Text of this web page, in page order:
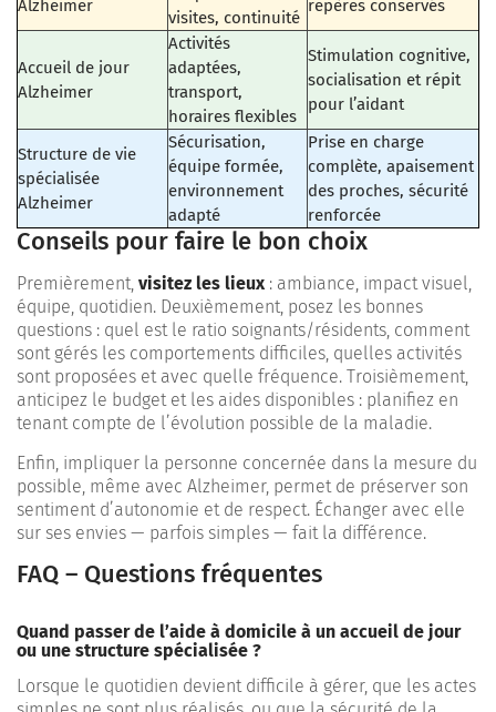
Alzheimer
visites, continuité
repères conservés
Accueil de jour
Alzheimer
Activités
adaptées,
transport,
horaires flexibles
Stimulation cognitive,
socialisation et répit
pour l’aidant
Structure de vie
spécialisée
Alzheimer
Sécurisation,
équipe formée,
environnement
adapté
Prise en charge
complète, apaisement
des proches, sécurité
renforcée
Conseils pour faire le bon choix
Premièrement, visitez les lieux : ambiance, impact visuel,
équipe, quotidien. Deuxièmement, posez les bonnes
questions : quel est le ratio soignants/résidents, comment
sont gérés les comportements difficiles, quelles activités
sont proposées et avec quelle fréquence. Troisièmement,
anticipez le budget et les aides disponibles : planifiez en
tenant compte de l’évolution possible de la maladie.
Enfin, impliquer la personne concernée dans la mesure du
possible, même avec Alzheimer, permet de préserver son
sentiment d’autonomie et de respect. Échanger avec elle
sur ses envies — parfois simples — fait la différence.
FAQ – Questions fréquentes
Quand passer de l’aide à domicile à un accueil de jour
ou une structure spécialisée ?
Lorsque le quotidien devient difficile à gérer, que les actes